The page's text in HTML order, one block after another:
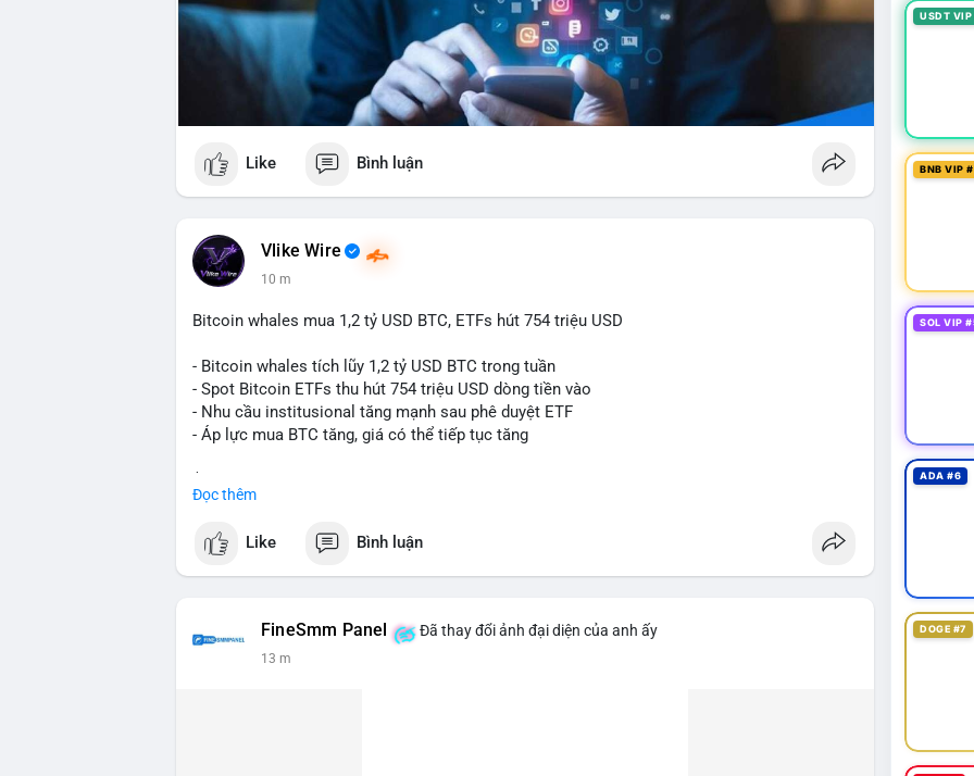
Like Bình luận
Vlike Wire
10 m
Bitcoin whales mua 1,2 tỷ USD BTC, ETFs hút 754 triệu USD
- Bitcoin whales tích lũy 1,2 tỷ USD BTC trong tuần
- Spot Bitcoin ETFs thu hút 754 triệu USD dòng tiền vào
- Nhu cầu institusional tăng mạnh sau phê duyệt ETF
- Áp lực mua BTC tăng, giá có thể tiếp tục tăng
Đọc thêm
Like Bình luận
FineSmm Panel Đã thay đổi ảnh đại diện của anh ấy
13 m
USDT
BNB VIP
SOL VIP
ADA #6
DOGE #7